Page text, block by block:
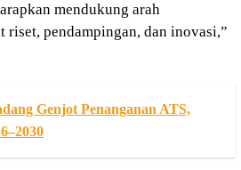
mendukung arah
riset, pendampingan, dan inovasi,”
Genjot Penanganan ATS,